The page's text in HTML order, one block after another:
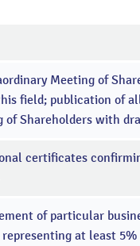
Meeting of
field; publication of
of Shareholders with
certificates
of particular
at least